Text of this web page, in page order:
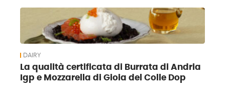
DAIRY
La qualità certificata di Burrata di Andria
Igp e Mozzarella di Gioia del Colle Dop